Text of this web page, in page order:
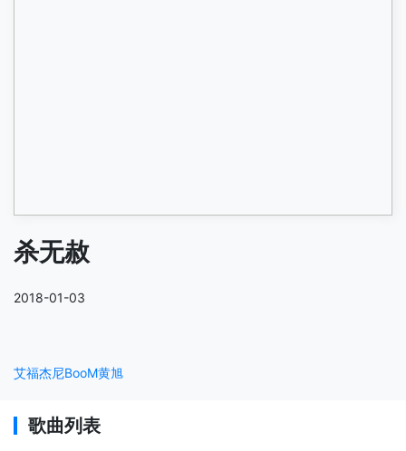
杀无赦
2018-01-03
艾福杰尼BooM黄旭
歌曲列表